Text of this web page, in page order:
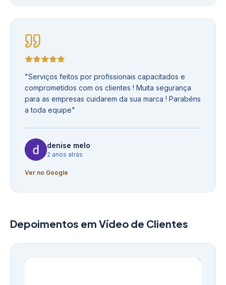
"Serviços feitos por profissionais capacitados e
comprometidos com os clientes ! Muita segurança
para as empresas cuidarem da sua marca ! Parabéns
a toda equipe"
denise melo
2 anos atrás
Ver no Google
Depoimentos em Vídeo de Clientes